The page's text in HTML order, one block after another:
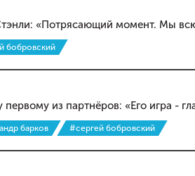
«Потрясающий момент. Мы
бобровский
из партнёров: «Его игра -
барков #сергей бобровский